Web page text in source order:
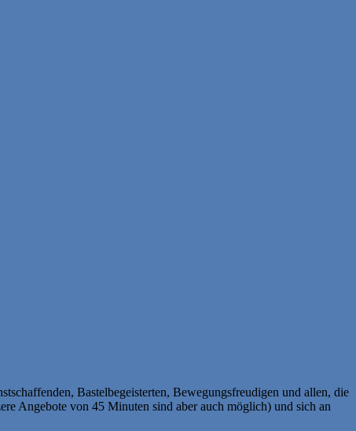
Bastelbegeisterten, Bewegungsfreudigen und allen, die
Angebote von 45 Minuten sind aber auch möglich) und sich an